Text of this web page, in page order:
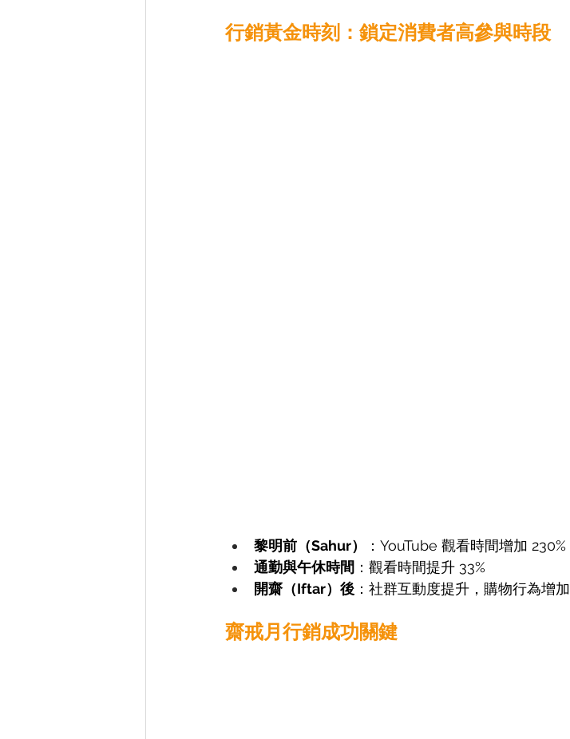
行銷黃金時刻：鎖定消費者高參與時段
黎明前（Sahur）
：YouTube 觀看時間增加 230%
通勤與午休時間 ：觀看時間提升 33%
開齋（Iftar）後 ：社群互動度提升，購物行為增加
齋戒月行銷成功關鍵